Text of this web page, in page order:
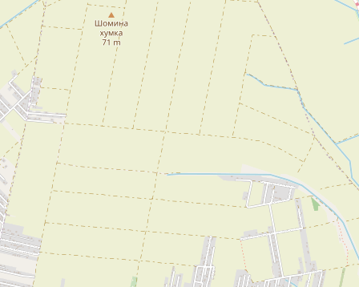
Perućac
Kladovo
Aranđelovac
Šabac
Loznica
Sombor
Zaječar
Vrbas
kroz jednu od najlepših zemalja
Evrope i sveta. Uživaćete u prikazima
planinskih masiva poput Tare i Šar-
planine, ali i u ravničarskim predelima
prostrane Vojvodine. Istraživanje
tradicije i kulturnog dobra Srbije
otkriće vam pravu narav srpskog
naroda, a slike lokalnih i tradicionalnih
specijaliteta osetićete i na svojim
nepcima.